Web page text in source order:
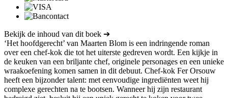
Bekijk de inhoud van dit boek ➔
‘Het hoofdgerecht’ van Maarten Blom is een indringende roman
over een chef-kok die tot het uiterste gedreven wordt. Een kijkje in
de keuken van een briljante chef, originele personages en een unieke
wraakoefening komen samen in dit debuut. Chef-kok Fer Orsouw
heeft een bijzonder talent: met eenvoudige ingrediënten weet hij
complexe gerechten na te bootsen. Wanneer hij zijn restaurant